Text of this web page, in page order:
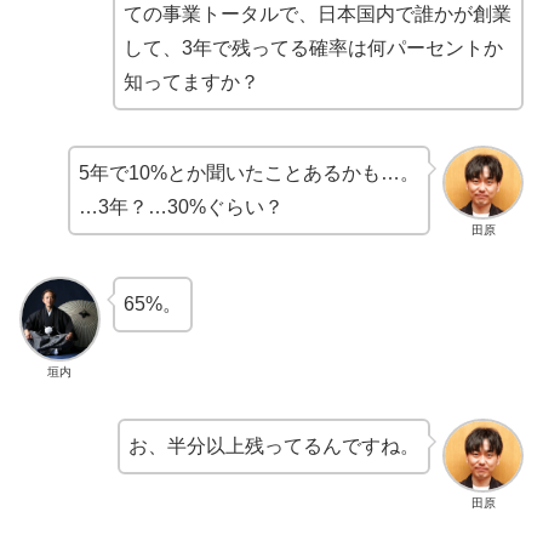
ての事業トータルで、日本国内で誰かが創業
して、3年で残ってる確率は何パーセントか
知ってますか？
田原
5年で10%とか聞いたことあるかも…。
…3年？…30%ぐらい？
垣内
65%。
田原
お、半分以上残ってるんですね。